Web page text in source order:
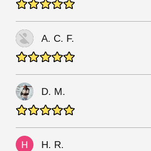
A. C. F.
D. M.
H. R.